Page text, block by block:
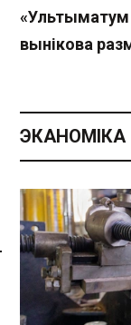
Спасылка без
«Ультыматум
вынікова
ЭКАНОМІКА